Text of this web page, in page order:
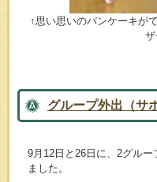
↑思い思いのパンケーキが
グループ外出（サ
9月12日と26日に、2グル
ました。